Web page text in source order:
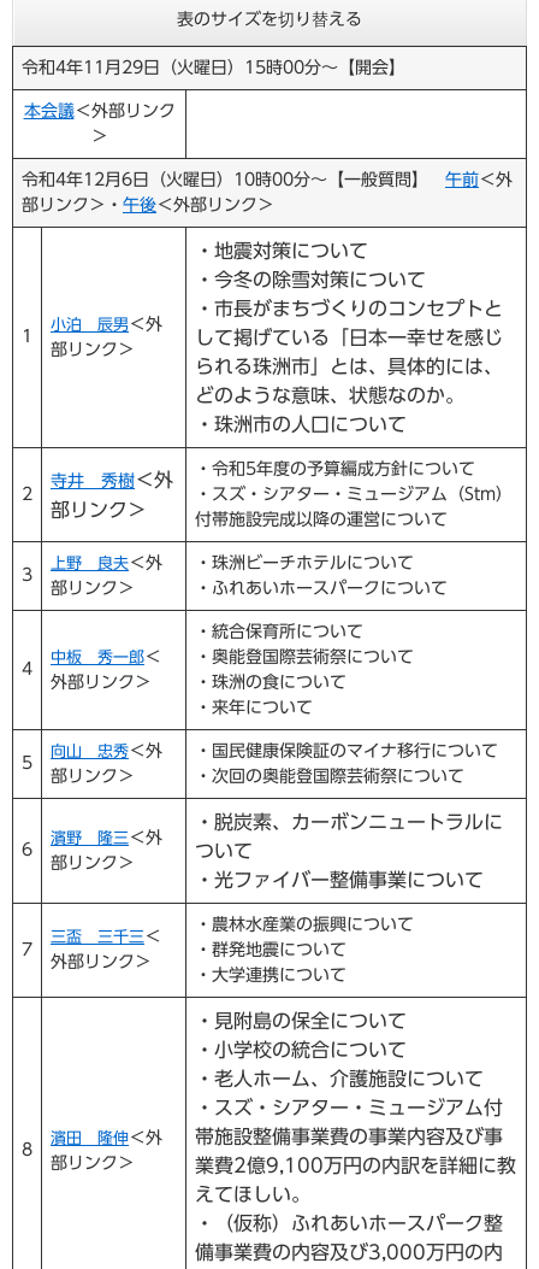
表のサイズを切り替える
令和4年11月29日（火曜日）15時00分～【開会】
本会議＜外部リンク
＞
令和4年12月6日（火曜日）10時00分～【一般質問】 午前＜外
部リンク＞ ・ 午後＜外部リンク＞
1
小泊 辰男＜外
部リンク＞
・地震対策について
・今冬の除雪対策について
・市長がまちづくりのコンセプトと
して掲げている「日本一幸せを感じ
られる珠洲市」とは、具体的には、
どのような意味、状態なのか。
・珠洲市の人口について
2
寺井 秀樹＜外
部リンク＞
・令和5年度の予算編成方針について
・スズ・シアター・ミュージアム（Stm）
付帯施設完成以降の運営について
3
上野 良夫＜外
部リンク＞
・珠洲ビーチホテルについて
・ふれあいホースパークについて
4
中板 秀一郎＜
外部リンク＞
・統合保育所について
・奥能登国際芸術祭について
・珠洲の食について
・来年について
5
向山 忠秀＜外
部リンク＞
・国民健康保険証のマイナ移行について
・次回の奥能登国際芸術祭について
6
濱野 隆三 ＜外
部リンク＞
・脱炭素、カーボンニュートラルに
ついて
・光ファイバー整備事業について
7
三盃 三千三 ＜
外部リンク＞
・農林水産業の振興について
・群発地震について
・大学連携について
8
濱田 隆伸＜外
部リンク＞
・見附島の保全について
・小学校の統合について
・老人ホーム、介護施設について
・スズ・シアター・ミュージアム付
帯施設整備事業費の事業内容及び事
業費2億9,100万円の内訳を詳細に教
えてほしい。
・（仮称）ふれあいホースパーク整
備事業費の内容及び3,000万円の内